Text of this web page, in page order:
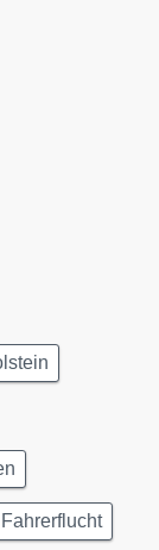
Fahrerflucht